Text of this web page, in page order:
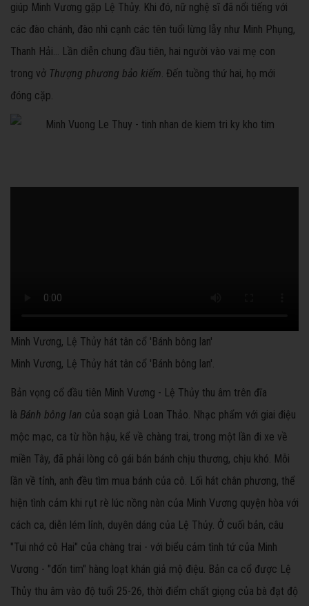
giúp Minh Vương gặp Lệ Thủy. Khi đó, nữ nghệ sĩ đã nổi tiếng với
các đào chánh, đào nhì cạnh các tên tuổi lừng lẫy như Minh Phụng,
Thanh Hải... Lần diễn chung đầu tiên, hai người vào vai mẹ con
trong vở Thượng phương bảo kiếm. Đến tuồng thứ hai, họ mới
đóng cặp.
Minh Vương, Lệ Thủy hát tân cổ 'Bánh bông lan'
Minh Vương, Lệ Thủy hát tân cổ 'Bánh bông lan'.
Bản vọng cổ đầu tiên Minh Vương - Lệ Thủy thu âm trên đĩa
là Bánh bông lan của soạn giả Loan Thảo. Nhạc phẩm với giai điệu
mộc mạc, ca từ hồn hậu, kể về chàng trai, trong một lần đi xe về
miền Tây, đã phải lòng cô gái bán bánh chịu thương, chịu khó. Mỗi
lần về tỉnh, anh đều tìm mua bánh của cô. Lối hát chân phương, thể
hiện tình cảm khi rụt rè lúc nồng nàn của Minh Vương quyện hòa với
cách ca, diễn lém lỉnh, duyên dáng của Lệ Thủy. Ở cuối bản, câu
"Tui nhớ cô Hai" của chàng trai - với biểu cảm tình tứ của Minh
Vương - "đốn tim" hàng loạt khán giả mộ điệu. Bản ca cổ được Lệ
Thủy thu âm vào độ tuổi 25-26, thời điểm chất giọng của bà đạt độ